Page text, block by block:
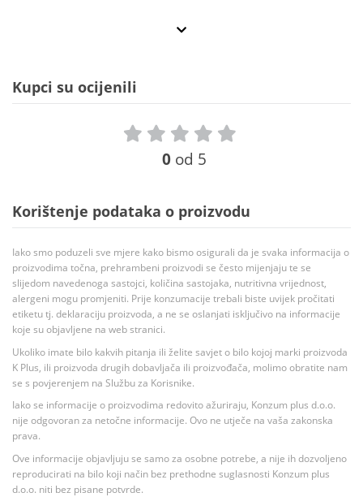
Kupci su ocijenili
0 od 5
Korištenje podataka o proizvodu
Iako smo poduzeli sve mjere kako bismo osigurali da je svaka informacija o
proizvodima točna, prehrambeni proizvodi se često mijenjaju te se
slijedom navedenoga sastojci, količina sastojaka, nutritivna vrijednost,
alergeni mogu promjeniti. Prije konzumacije trebali biste uvijek pročitati
etiketu tj. deklaraciju proizvoda, a ne se oslanjati isključivo na informacije
koje su objavljene na web stranici.
Ukoliko imate bilo kakvih pitanja ili želite savjet o bilo kojoj marki proizvoda
K Plus, ili proizvoda drugih dobavljača ili proizvođača, molimo obratite nam
se s povjerenjem na Službu za Korisnike.
Iako se informacije o proizvodima redovito ažuriraju, Konzum plus d.o.o.
nije odgovoran za netočne informacije. Ovo ne utječe na vaša zakonska
prava.
Ove informacije objavljuju se samo za osobne potrebe, a nije ih dozvoljeno
reproducirati na bilo koji način bez prethodne suglasnosti Konzum plus
d.o.o. niti bez pisane potvrde.